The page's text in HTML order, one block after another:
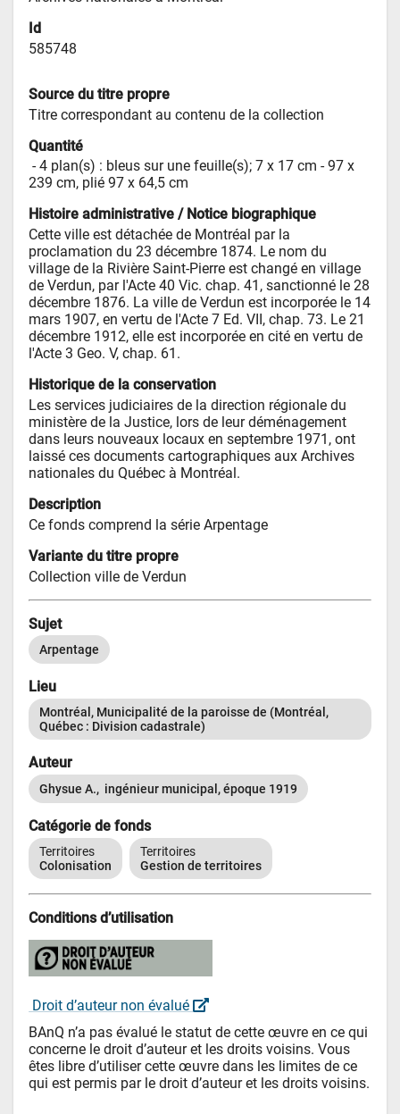
Id
585748
Source du titre propre
Titre correspondant au contenu de la collection
Quantité
- 4 plan(s) : bleus sur une feuille(s); 7 x 17 cm - 97 x
239 cm, plié 97 x 64,5 cm
Histoire administrative / Notice biographique
Cette ville est détachée de Montréal par la
proclamation du 23 décembre 1874. Le nom du
village de la Rivière Saint-Pierre est changé en village
de Verdun, par l'Acte 40 Vic. chap. 41, sanctionné le 28
décembre 1876. La ville de Verdun est incorporée le 14
mars 1907, en vertu de l'Acte 7 Ed. VII, chap. 73. Le 21
décembre 1912, elle est incorporée en cité en vertu de
l'Acte 3 Geo. V, chap. 61.
Historique de la conservation
Les services judiciaires de la direction régionale du
ministère de la Justice, lors de leur déménagement
dans leurs nouveaux locaux en septembre 1971, ont
laissé ces documents cartographiques aux Archives
nationales du Québec à Montréal.
Description
Ce fonds comprend la série Arpentage
Variante du titre propre
Collection ville de Verdun
Sujet
Arpentage
Lieu
Montréal, Municipalité de la paroisse de (Montréal,
Québec : Division cadastrale)
Auteur
Ghysue A.,  ingénieur municipal, époque 1919
Catégorie de fonds
Territoires
Colonisation
Territoires
Gestion de territoires
Conditions d’utilisation
Droit d’auteur non évalué
BAnQ n’a pas évalué le statut de cette œuvre en ce qui
concerne le droit d’auteur et les droits voisins. Vous
êtes libre d’utiliser cette œuvre dans les limites de ce
qui est permis par le droit d’auteur et les droits voisins.